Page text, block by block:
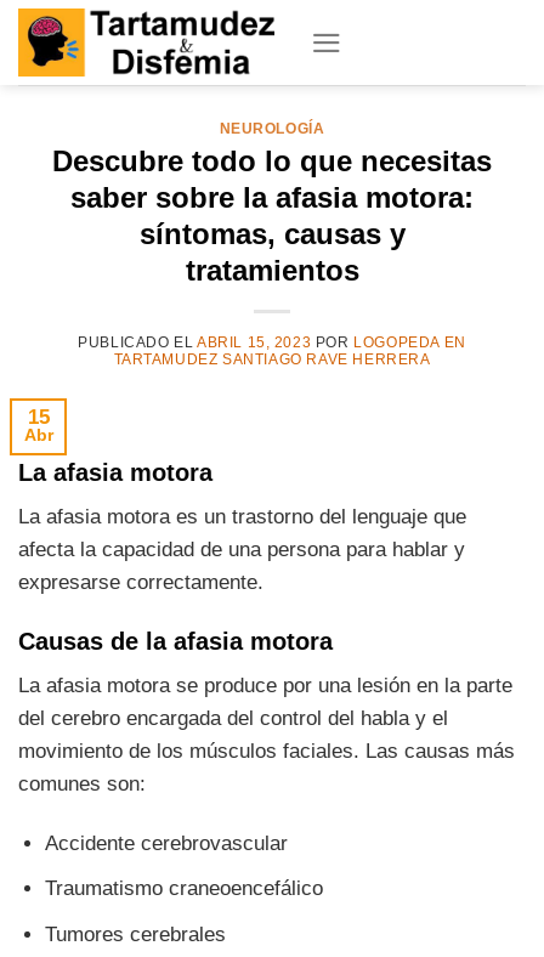
Skip
content
NEUROLOGÍA
Descubre todo lo que necesitas
saber sobre la afasia motora:
síntomas, causas y
tratamientos
PUBLICADO EL ABRIL 15, 2023 POR LOGOPEDA EN
TARTAMUDEZ SANTIAGO RAVE HERRERA
15
Abr
La afasia motora
La afasia motora es un trastorno del lenguaje que
afecta la capacidad de una persona para hablar y
expresarse correctamente.
Causas de la afasia motora
La afasia motora se produce por una lesión en la parte
del cerebro encargada del control del habla y el
movimiento de los músculos faciales. Las causas más
comunes son:
Accidente cerebrovascular
Traumatismo craneoencefálico
Tumores cerebrales